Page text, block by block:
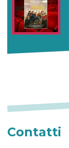
Contatti